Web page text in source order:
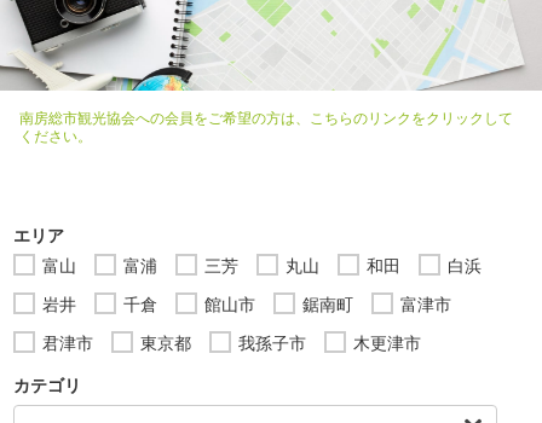
南房総市観光協会への会員をご希望の方は、こちらのリンクをクリックして
ください。
エリア
富山
富浦 三芳 丸山 和田
白浜
岩井
千倉 館山市 鋸南町
富津市
君津市
東京都 我孫子市 木更津市
カテゴリ